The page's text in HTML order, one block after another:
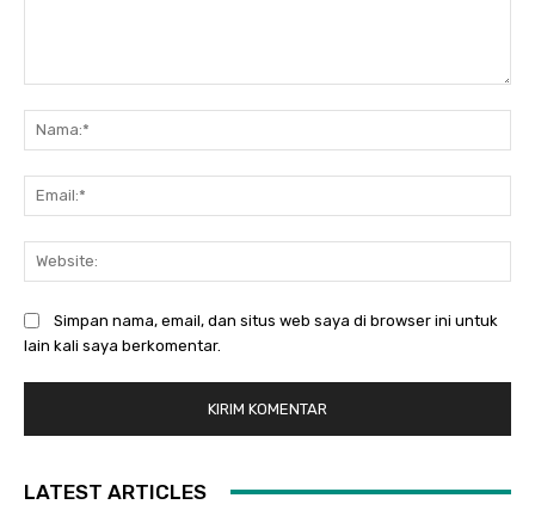
Simpan nama, email, dan situs web saya di browser ini untuk
lain kali saya berkomentar.
LATEST ARTICLES